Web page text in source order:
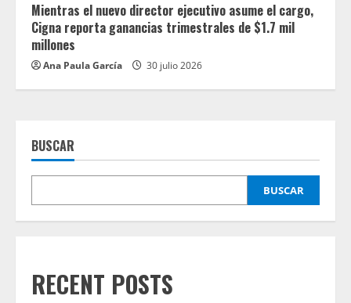
Mientras el nuevo director ejecutivo asume el cargo,
Cigna reporta ganancias trimestrales de $1.7 mil
millones
Ana Paula García 30 julio 2026
BUSCAR
BUSCAR
RECENT POSTS